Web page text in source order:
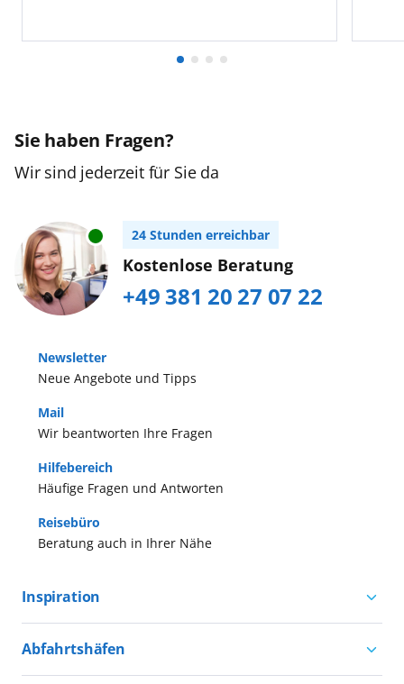
Sie haben Fragen?
Wir sind jederzeit für Sie da
24 Stunden erreichbar
Kostenlose Beratung
+49 381 20 27 07 22
Neue Angebote und Tipps
Newsletter
Häufige Fragen und Antworten
Hilfebereich
Wir beantworten Ihre Fragen
Mail
Beratung auch in Ihrer Nähe
Reisebüro
Inspiration
Aktivurlaub mit AIDA
Abfahrtshäfen